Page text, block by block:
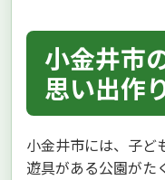
小金井市
思い出作
小金井市には、子ど
遊具がある公園がた